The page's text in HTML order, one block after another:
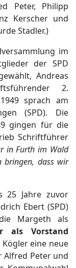
Peter, Philipp
Kerscher und
Stadler.)
im
der SPD
Andreas
2.
sprach am
(SPD). Die
gingen für die
Schriftführer
in Furth im Wald
bringen, dass wir
25 Jahre zuvor
Ebert (SPD)
Margeth als
als Vorstand
eine neue
Alfred Peter und